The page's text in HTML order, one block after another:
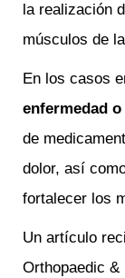
la realización
músculos de
En los casos
enfermedad
de
dolor, así
fortalecer los
Un artículo
Orthopaedic